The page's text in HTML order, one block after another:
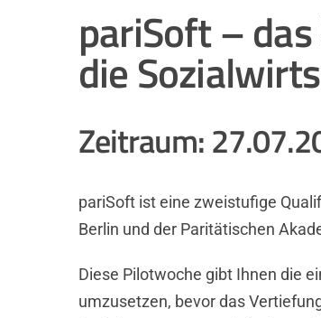
pariSoft –
die
Zeitraum:
pariSoft ist eine zweistufige
Berlin und der Paritätischen
Diese Pilotwoche gibt Ihnen die
umzusetzen, bevor das